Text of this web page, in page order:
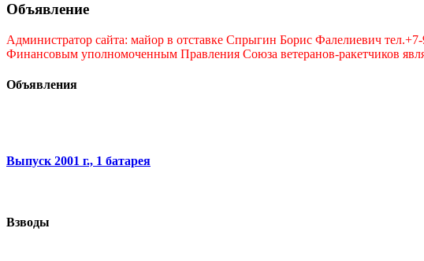
Объявление
Администратор сайта: майор в отставке Спрыгин Борис Фалелиевич
Финансовым уполномоченным Правления Союза ветеранов-ракетчиков
Объявления
Выпуск 2001 г., 1 батарея
Взводы